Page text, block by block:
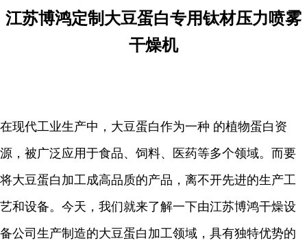
江苏博鸿定制大豆蛋白专用钛材压力喷雾
干燥机
在现代工业生产中，大豆蛋白作为一种 的植物蛋白资
源，被广泛应用于食品、饲料、医药等多个领域。而要
将大豆蛋白加工成高品质的产品，离不开先进的生产工
艺和设备。今天，我们就来了解一下由江苏博鸿干燥设
备公司生产制造的大豆蛋白加工领域 ， 具有独特优势的